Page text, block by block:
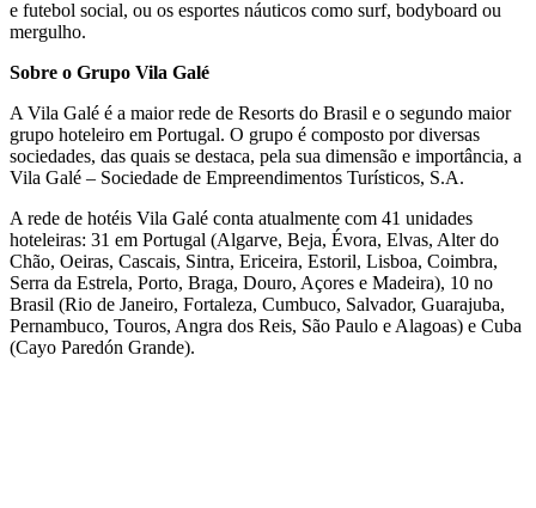
e futebol social, ou os esportes náuticos como surf, bodyboard ou
mergulho.
Sobre o Grupo Vila Galé
A Vila Galé é a maior rede de Resorts do Brasil e o segundo maior
grupo hoteleiro em Portugal. O grupo é composto por diversas
sociedades, das quais se destaca, pela sua dimensão e importância, a
Vila Galé – Sociedade de Empreendimentos Turísticos, S.A.
A rede de hotéis Vila Galé conta atualmente com 41 unidades
hoteleiras: 31 em Portugal (Algarve, Beja, Évora, Elvas, Alter do
Chão, Oeiras, Cascais, Sintra, Ericeira, Estoril, Lisboa, Coimbra,
Serra da Estrela, Porto, Braga, Douro, Açores e Madeira), 10 no
Brasil (Rio de Janeiro, Fortaleza, Cumbuco, Salvador, Guarajuba,
Pernambuco, Touros, Angra dos Reis, São Paulo e Alagoas) e Cuba
(Cayo Paredón Grande).